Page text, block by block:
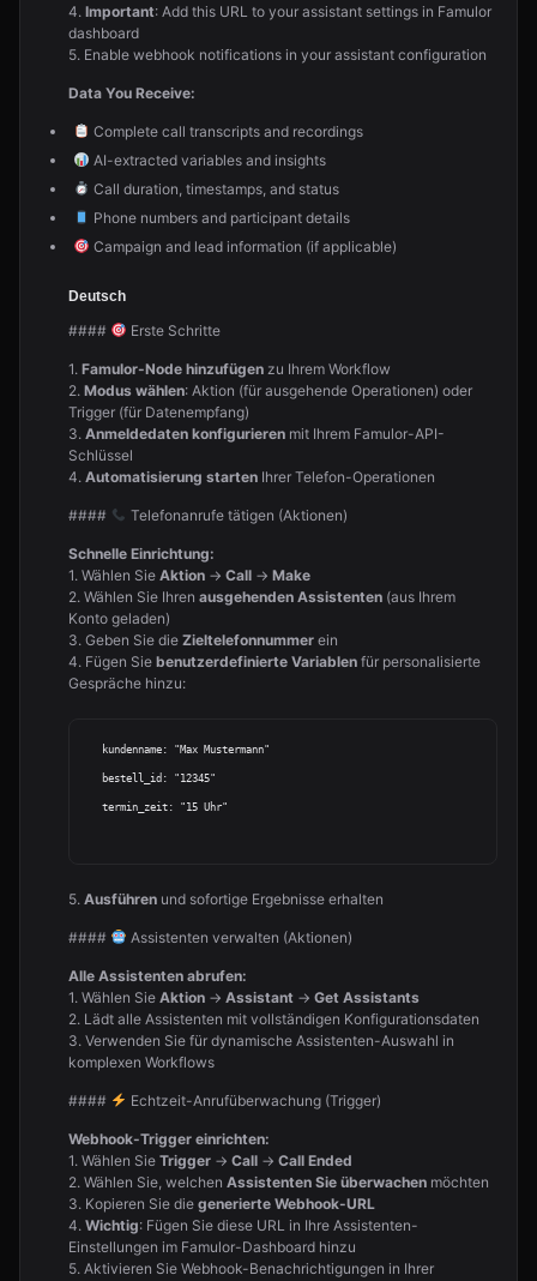
4. Important: Add this URL to your assistant settings in Famulor
dashboard
5. Enable webhook notifications in your assistant configuration
Data You Receive:
Complete call transcripts and recordings
AI-extracted variables and insights
Call duration, timestamps, and status
Phone numbers and participant details
Campaign and lead information (if applicable)
Deutsch
#### Erste Schritte
1. Famulor-Node hinzufügen zu Ihrem Workflow
2. Modus wählen: Aktion (für ausgehende Operationen) oder
Trigger (für Datenempfang)
3. Anmeldedaten konfigurieren mit Ihrem Famulor-API-
Schlüssel
4. Automatisierung starten Ihrer Telefon-Operationen
#### Telefonanrufe tätigen (Aktionen)
Schnelle Einrichtung:
1. Wählen Sie Aktion → Call → Make
2. Wählen Sie Ihren ausgehenden Assistenten (aus Ihrem
Konto geladen)
3. Geben Sie die Zieltelefonnummer ein
4. Fügen Sie benutzerdefinierte Variablen für personalisierte
Gespräche hinzu:
5. Ausführen und sofortige Ergebnisse erhalten
#### Assistenten verwalten (Aktionen)
Alle Assistenten abrufen:
1. Wählen Sie Aktion → Assistant → Get Assistants
2. Lädt alle Assistenten mit vollständigen Konfigurationsdaten
3. Verwenden Sie für dynamische Assistenten-Auswahl in
komplexen Workflows
#### Echtzeit-Anrufüberwachung (Trigger)
Webhook-Trigger einrichten:
1. Wählen Sie Trigger → Call → Call Ended
2. Wählen Sie, welchen Assistenten Sie überwachen möchten
3. Kopieren Sie die generierte Webhook-URL
4. Wichtig: Fügen Sie diese URL in Ihre Assistenten-
Einstellungen im Famulor-Dashboard hinzu
5. Aktivieren Sie Webhook-Benachrichtigungen in Ihrer